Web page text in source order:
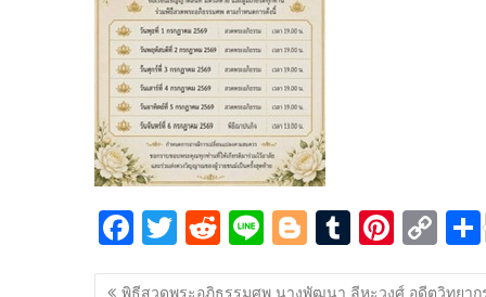
F
ac
T
w
R
e
Li
n
Bl
o
T
u
Pi
nt
C
o
แนะแนว
พิธีสวดพระอภิธรรมศพ นางพัฒนา ลีหะวงศ์ อดีตวิทยาก